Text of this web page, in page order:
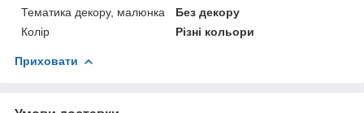
Тематика декору, малюнка
Без декору
Колір
Різні кольори
Приховати